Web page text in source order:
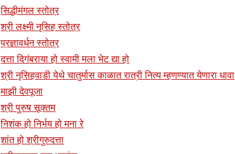
सिद्धीमंगल स्तोत्र
श्री लक्ष्मी नृसिह स्तोत्र
प्रज्ञावर्धन स्तोत्र
दत्ता दिगंबराया हो स्वामी मला भेट द्या हो
श्री नृसिहवाडी येथे चातुर्मास काळात रात्री नित्य म्हणण्यात येणारा धावा
माझी देवपूजा
श्री पुरुष सूक्तम
निशंक हो निर्भय हो मना रे
शांत हो श्रीगुरुदत्ता